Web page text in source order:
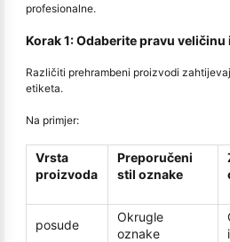
profesionalne.
Korak 1: Odaberite pravu
Različiti prehrambeni proizvodi
etiketa.
Na primjer:
Vrsta
proizvoda
Preporučeni
stil oznake
posude
Okrugle
oznake